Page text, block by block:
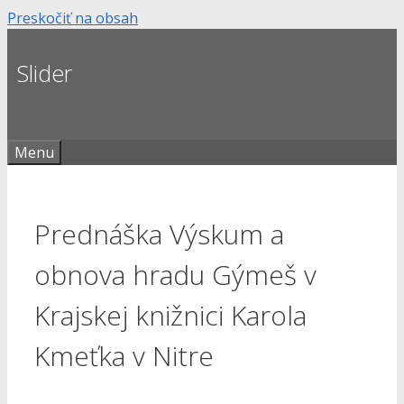
Preskočiť na obsah
Slider
Menu
Prednáška Výskum a
obnova hradu Gýmeš v
Krajskej knižnici Karola
Kmeťka v Nitre